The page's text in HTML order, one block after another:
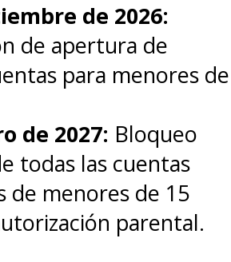
de 2026:
de apertura de
para menores de
de 2027: Bloqueo
todas las cuentas
de menores de 15
parental.